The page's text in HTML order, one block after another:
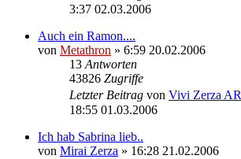
3:37 02.03.2006
Auch ein Ramon....
von Metathron » 6:59 20.02.2006
13 Antworten
43826 Zugriffe
Letzter Beitrag von Vivi Zerza AR
18:55 01.03.2006
Ich hab Sabrina lieb..
von Mirai Zerza » 16:28 21.02.2006